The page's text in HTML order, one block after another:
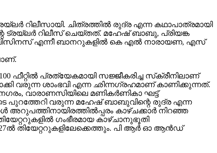
റിലീസായി. ചിത്രത്തിൽ രുദ്ര എന്ന കഥാപാത്രമായി
ട്രയ്ലർ റിലീസ് ചെയ്തത്. മഹേഷ് ബാബു, പ്രിയങ്ക
എന്നീ ബാനറുകളിൽ കെ എൽ നാരായണ, എസ്
ഫീറ്റിൽ പ്രത്യേകമായി സജ്ജീകരിച്ച സ്‌ക്രീനിലാണ്
വരുന്ന ശാംഭവി എന്ന ഛിന്നഗ്രഹമാണ് കാണിക്കുന്നത്.
വാരാണസിയിലെ മണികര്‍ണികാ ഘട്ട്
പുറത്തേറി വരുന്ന മഹേഷ് ബാബുവിന്റെ രുദ്ര എന്ന
കാഴ്ചക്കാർ നിറഞ്ഞ
ഗംഭീരമായ കാഴ്ചാനുഭൂതി
തിയേറ്ററുകളിലേക്കെത്തും. പി ആർ ഓ ആൻഡ്